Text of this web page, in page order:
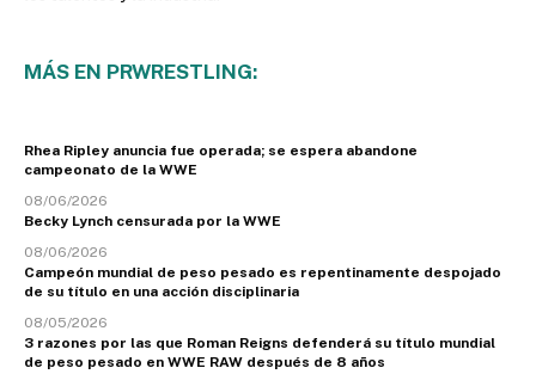
MÁS EN PRWRESTLING:
Rhea Ripley anuncia fue operada; se espera abandone
campeonato de la WWE
08/06/2026
Becky Lynch censurada por la WWE
08/06/2026
Campeón mundial de peso pesado es repentinamente despojado
de su título en una acción disciplinaria
08/05/2026
3 razones por las que Roman Reigns defenderá su título mundial
de peso pesado en WWE RAW después de 8 años